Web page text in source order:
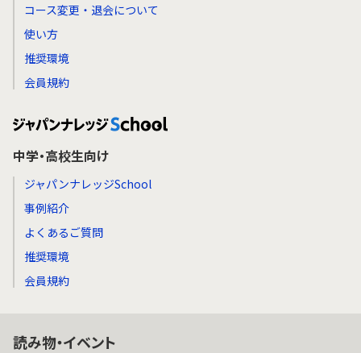
コース変更・退会について
使い方
推奨環境
会員規約
中学・高校生向け
ジャパンナレッジSchool
事例紹介
よくあるご質問
推奨環境
会員規約
読み物・イベント